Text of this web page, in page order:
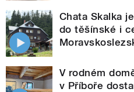
Chata Skalka
do těšínské i
V rodném
v Příboře